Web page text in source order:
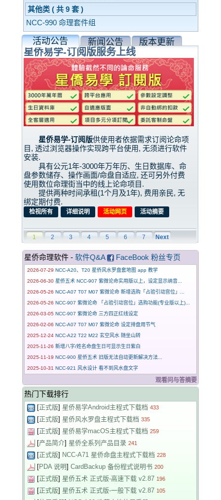
其他类 ( 共 9 套 )
NCC-990 命理套件组
活动公告 新闻公告 版本更新
星侨易学-订阅版服务上线
星侨易学-订阅版供使用者依据需求订阅论命项
目, 透过浏览器操作实现跨平台使用, 无须进行软件
安装.
具有公元1年-3000年万年历、生日数据库、命
盘参数储存、操作画面/命盘自适应, 还可另外付费
使用数位命理街当中的线上论命项目.
提供两种时间承租(1个月及1年), 费用亲民, 无
绑定期付费.
检视所有 详细说明 活动网页 活动摘要
1 2 3 4 5 6 7 Next
星侨命理软件 - 软件Q&A FaceBook 粉丝专页
2026-07-29 NCC-A20、T20 星侨风水罗盘套地图 app 教学
2026-06-30 星侨五术 NCC-907 紫微论命实用版以上，设定显示纳音...
2026-05-26 NCC-A07 T07 M07 紫微论命 新增选购「占验引动宫位」...
2026-05-26 NCC-907 紫微论命 「占验引动宫位」选购功能(专业版以上)...
2026-03-05 NCC-907 紫微论命 三方四正红线设定
2026-02-06 NCC-A07 T07 M07 紫微论命 设定排盘用节气
2025-12-24 NCC-A22 T22 M22 玄空风水 随坐山转
2025-11-26 新增八字/姓名命盘生日可显示生日紫白
2025-11-19 NCC-900 星侨五术 旧版无法自动更新解决方法...
2025-10-31 NCC-921 风水设计 看不到风水盘文字
观看问与答摘要
热门下载排行
[正式版] 星侨易学Android主程式下载档 433
[正式版] 星侨风水罗盘主程式下载档 335
[正式版] 星侨易学macOS主程式下载档 259
[产品简介] 星侨全系列产品目录 241
[正式版] NCC-A71 星侨命盘主程式下载档 228
[PDA 说明] CardBackup 备份程式说明书 200
[正式版] 星侨五术 正式版-高速下载 v2.87 196
[正式版] 星侨五术 正式版-一般下载 v2.87 105